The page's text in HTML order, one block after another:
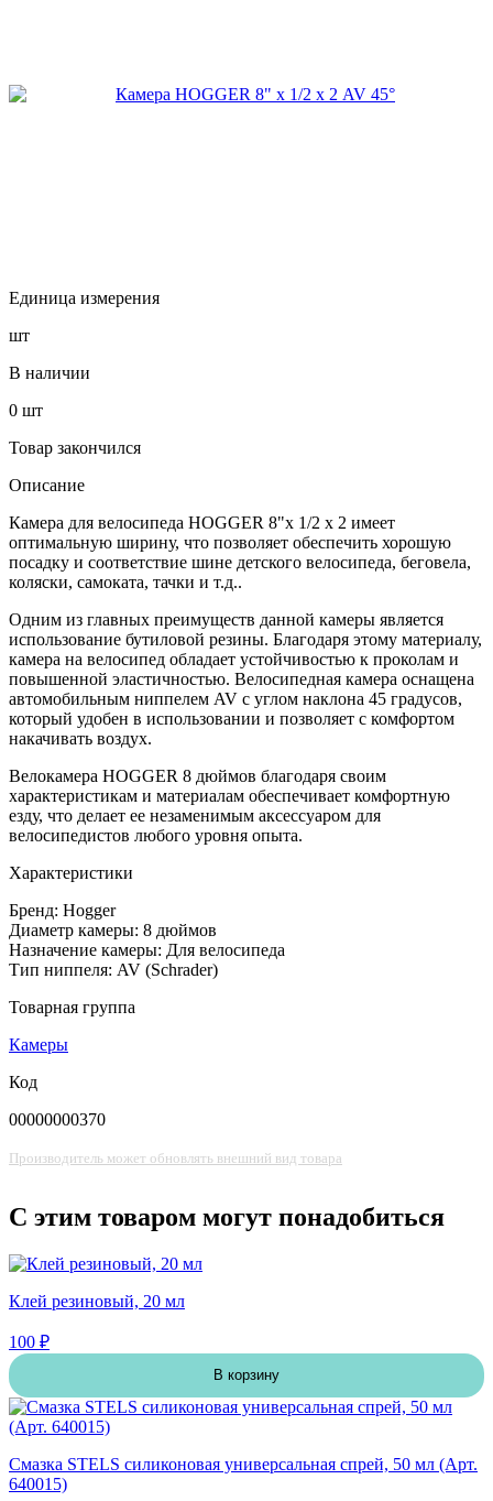
Единица измерения
шт
В наличии
0 шт
Товар закончился
Описание
Камера для велосипеда HOGGER 8"x 1/2 х 2 имеет
оптимальную ширину, что позволяет обеспечить хорошую
посадку и соответствие шине детского велосипеда, беговела,
коляски, самоката, тачки и т.д..
Одним из главных преимуществ данной камеры является
использование бутиловой резины. Благодаря этому материалу,
камера на велосипед обладает устойчивостью к проколам и
повышенной эластичностью. Велосипедная камера оснащена
автомобильным ниппелем AV с углом наклона 45 градусов,
который удобен в использовании и позволяет с комфортом
накачивать воздух.
Велокамера HOGGER 8 дюймов благодаря своим
характеристикам и материалам обеспечивает комфортную
езду, что делает ее незаменимым аксессуаром для
велосипедистов любого уровня опыта.
Характеристики
Бренд: Hogger
Диаметр камеры: 8 дюймов
Назначение камеры: Для велосипеда
Тип ниппеля: AV (Schrader)
Товарная группа
Камеры
Код
00000000370
Производитель может обновлять внешний вид товара
С этим товаром могут понадобиться
Клей резиновый, 20 мл
100 ₽
В корзину
Смазка STELS силиконовая универсальная спрей, 50 мл (Арт.
640015)